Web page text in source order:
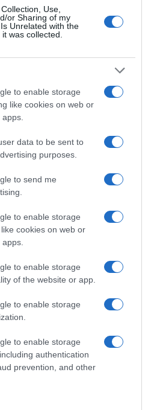
Use,
or Sharing of my
Unrelated with the
was collected.
to enable storage
like cookies on web or
data to be sent to
purposes.
to send me
to enable storage
cookies on web or
to enable storage
of the website or app.
to enable storage
to enable storage
authentication
prevention, and other
son elegantes y
en nariz a las frutas
En boca es armonioso, bien
ligero por su acidez. En el
recordar a la fruta y la
Platos recomendados
platos de pescado y
Resulta idóneo con los
precio
desde el inicio del seguimiento